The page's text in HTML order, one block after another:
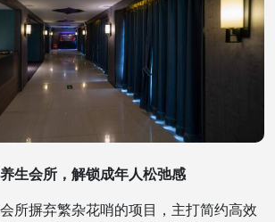
生会所，解锁成年人松弛感
所摒弃繁杂花哨的项目，主打简约高效